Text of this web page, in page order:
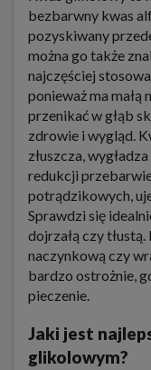
bezbarwny kwas
pozyskiwany
można go także
najczęściej
ponieważ ma małą
przenikać w głąb
zdrowie i wygląd.
złuszcza,
redukcji
potrądzikowych,
Sprawdzi się
dojrzałą czy
naczynkową czy
bardzo ostrożnie,
pieczenie.
Jaki jest
glikolowym?